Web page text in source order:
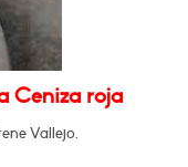
Ceniza roja
Vallejo.